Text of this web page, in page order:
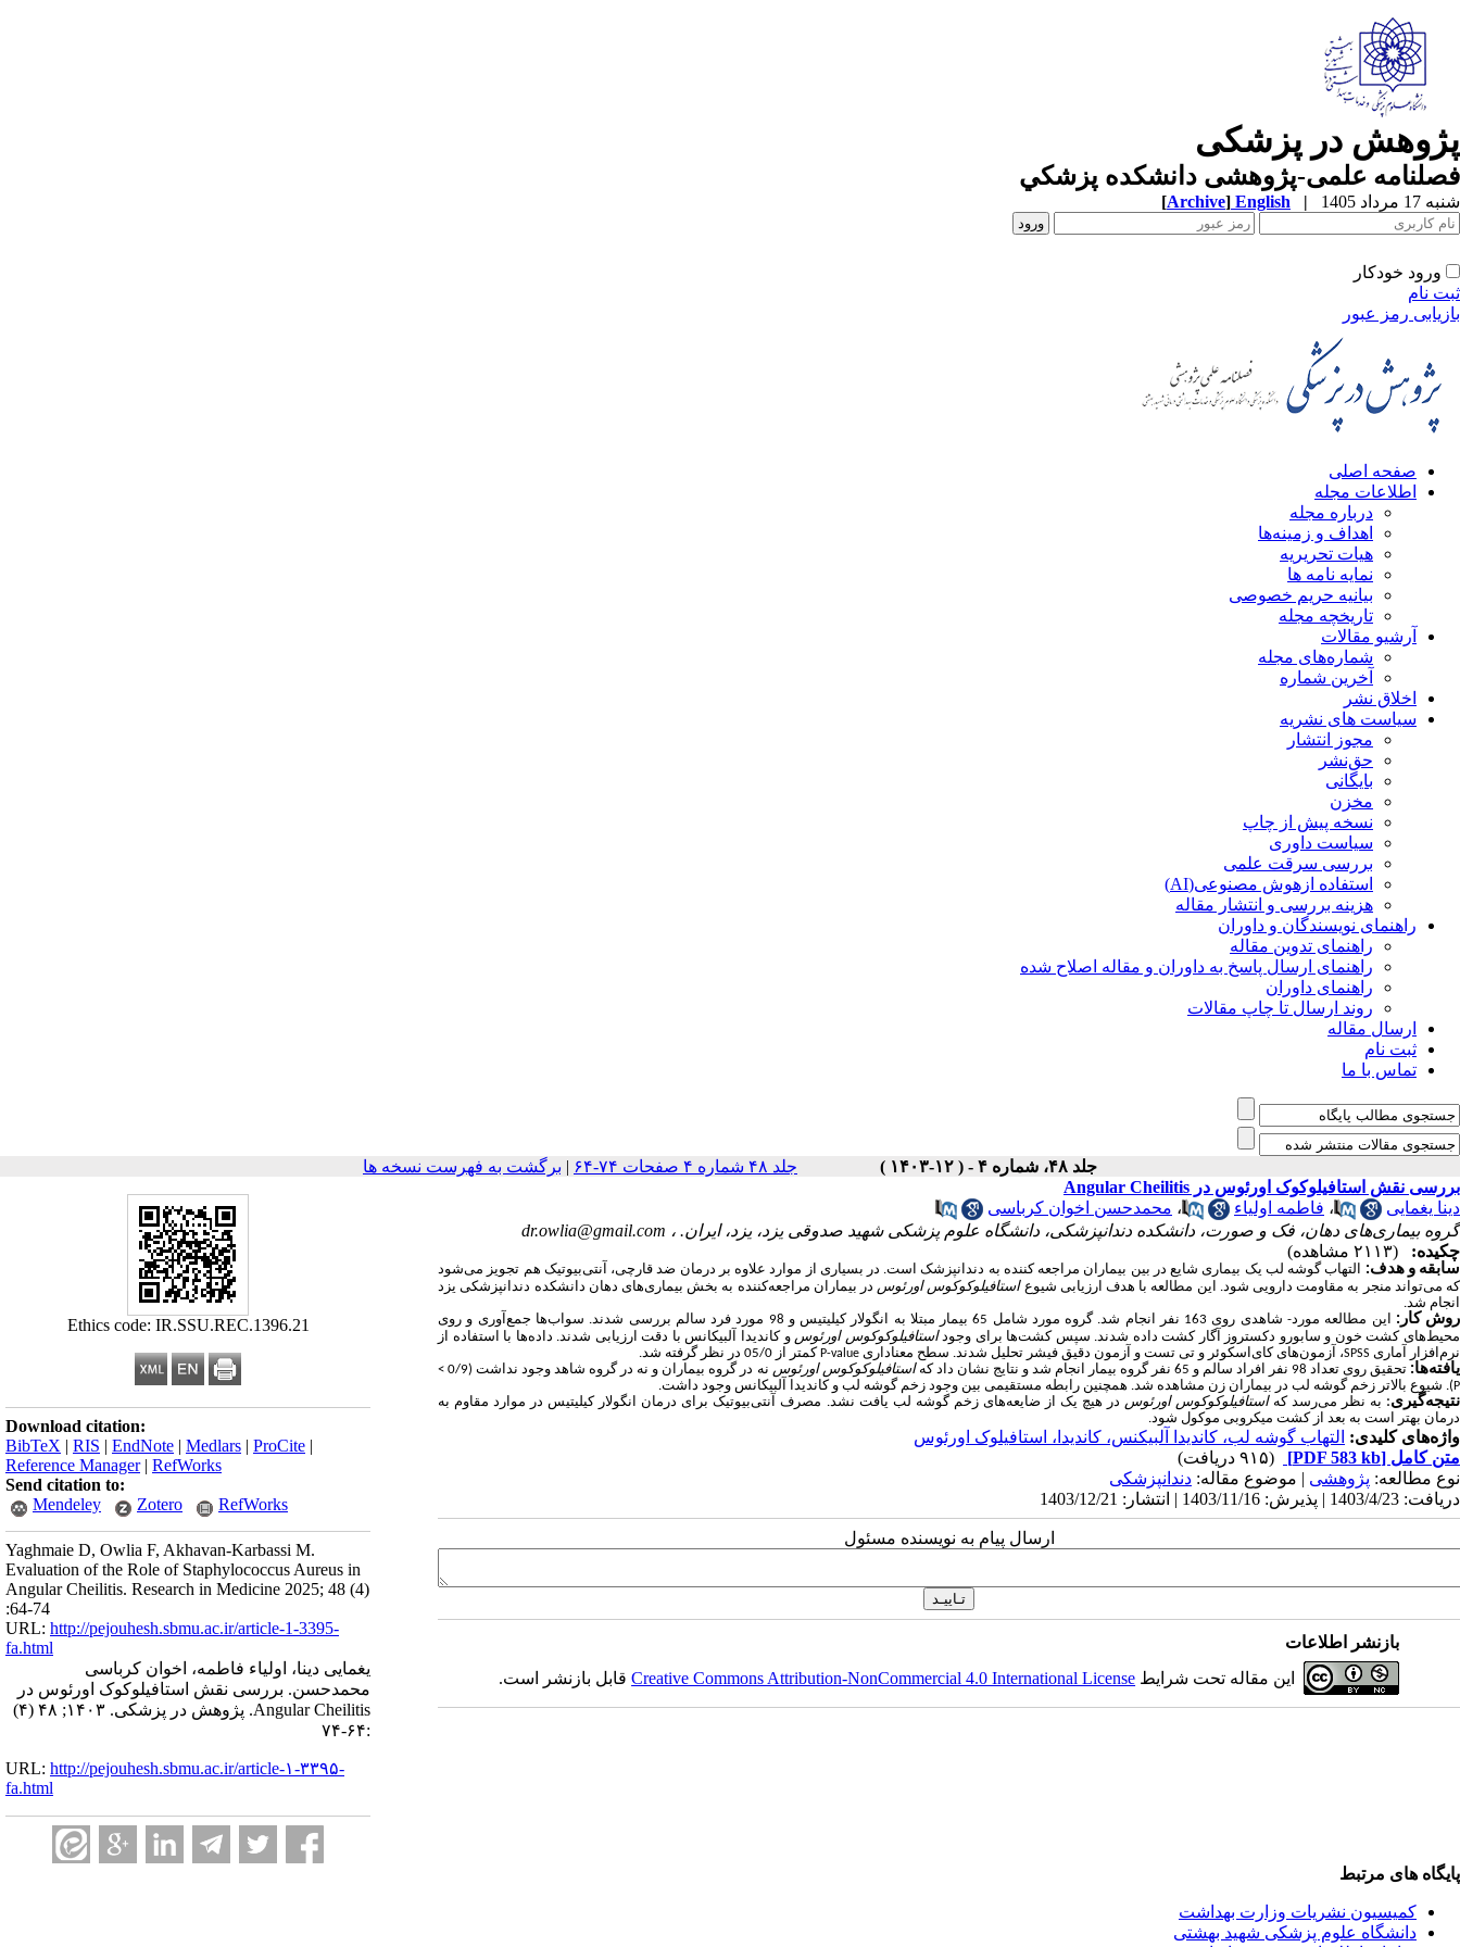
پژوهش در پزشکی
فصلنامه علمی-پژوهشی دانشکده پزشکي
شنبه 17 مرداد 1405 |
English
[Archive]
ورود خودکار
ثبت نام
بازیابی رمز عبور
صفحه اصلی
اطلاعات مجله
درباره مجله
اهداف و زمینه‌ها
هیات تحریریه
نمایه نامه ها
بیانیه حریم خصوصی
تاریخچه مجله
آرشیو مقالات
شماره‌های مجله
آخرین شماره
اخلاق نشر
سیاست های نشریه
مجوز انتشار
حق‌نشر
بایگانی
مخزن
نسخه پیش از چاپ
سیاست داوری
بررسی سرقت علمی
استفاده ازهوش مصنوعی(AI)
هزینه بررسی و انتشار مقاله
راهنمای نویسندگان و داوران
راهنمای تدوین مقاله
راهنمای ارسال پاسخ به داوران و مقاله اصلاح شده
راهنمای داوران
روند ارسال تا چاپ مقالات
ارسال مقاله
ثبت نام
تماس با ما
جلد ۴۸، شماره ۴ - ( ۱۲-۱۴۰۳ ) جلد ۴۸ شماره ۴ صفحات ۷۴-۶۴ | برگشت به فهرست نسخه ها
Ethics code: IR.SSU.REC.1396.21
Download citation:
BibTeX | RIS | EndNote | Medlars | ProCite |
Reference Manager| RefWorks
Send citation to:
Mendeley
Zotero RefWorks
Yaghmaie D, Owlia F, Akhavan-Karbassi M.
Evaluation of the Role of Staphylococcus Aureus in
Angular Cheilitis. Research in Medicine 2025; 48 (4)
:64-74
URL: http://pejouhesh.sbmu.ac.ir/article-1-3395-
fa.html
یغمایی دینا، اولیاء فاطمه، اخوان کرباسی
محمدحسن. بررسی نقش استافیلوکوک اورئوس در
Angular Cheilitis. پژوهش در پزشکی. ۱۴۰۳; ۴۸ (۴)
:۶۴-۷۴
URL: http://pejouhesh.sbmu.ac.ir/article-۱-۳۳۹۵-
fa.html
بررسی نقش استافیلوکوک اورئوس در Angular Cheilitis
دینا یغمایی
، فاطمه اولیاء ، محمدحسن اخوان کرباسی
گروه بیماری‌های دهان، فک و صورت، دانشکده دندانپزشکی، دانشگاه علوم پزشکی شهید صدوقی یزد، یزد، ایران. ، dr.owlia@gmail.com
چکیده:
(۲۱۱۳ مشاهده)
سابقه و هدف: التهاب گوشه لب یک بیماری شایع در بین بیماران مراجعه ­کننده به دندانپزشک است. در بسیاری از موارد علاوه بر درمان ضد قارچی، آنتی‌بیوتیک هم تجویز می‌شود
که می‌تواند منجر به مقاومت دارویی شود.
این مطالعه با هدف ارزیابی شیوعاستافیلوکوکوس اورئوس در بیماران مراجعه‌کننده به بخش بیماری‌های دهان دانشکده دندانپزشکی یزد
انجام شد.
روش کار:
این مطالعه مورد- شاهدی روی 163 نفر انجام شد. گروه مورد شامل 65 بیمار مبتلا به انگولار کیلیتیس و 98 مورد فرد سالم بررسی شدند. سواب‌ها جمع‌آوری و روی
محیط‌های کشت خون و سابورو دکستروز آگار کشت داده شدند. سپس کشت‌ها برای وجوداستافیلوکوکوس اورئوس و کاندیدا آلبیکانس با دقت ارزیابی شدند. داده‌ها با استفاده از
نرم‌افزار آماری SPSS، آزمون‌های کای‌اسکوئر و تی تست و آزمون دقیق فیشر تحلیل شدند. سطح معناداری P-value کمتر از 05/0 در نظر گرفته شد .
یافتهها: تحقیق روی تعداد 98 نفر افراد سالم و 65 نفر گروه بیمار انجام شد و نتایج نشان داد که استافیلوکوکوس اورئوس نه در گروه بیماران و نه در گروه شاهد وجود نداشت (0/9
>
P ). شیوع بالاتر زخم گوشه لب در بیماران زن مشاهده شد. همچنین رابطه مستقیمی بین وجود زخم گوشه لب و کاندیدا آلبیکانس وجود داشت.
نتیجهگیری: به نظر می‌رسد کهاستافیلوکوکوس اورئوس در هیچ یک از ضایعه‌های زخم گوشه لب یافت نشد. مصرف آنتی‌بیوتیک برای درمان انگولار کیلیتیس در موارد مقاوم به
درمان بهتر است به بعد از کشت میکروبی موکول شود.
واژه‌های کلیدی: التهاب گوشه لب، کاندیدا آلبیکنس، کاندیدا، استافیلوک اورئوس
متن کامل [PDF 583 kb]
(۹۱۵ دریافت)
نوع مطالعه: پژوهشی | موضوع مقاله: دندانپزشکی
دریافت: 1403/4/23 | پذیرش: 1403/11/16 | انتشار: 1403/12/21
ارسال پیام به نویسنده مسئول
بازنشر اطلاعات
این مقاله تحت شرایط Creative Commons Attribution-NonCommercial 4.0 International Licenseقابل بازنشر است.
پایگاه های مرتبط
کمیسیون نشریات وزارت بهداشت
دانشگاه علوم پزشکی شهید بهشتی